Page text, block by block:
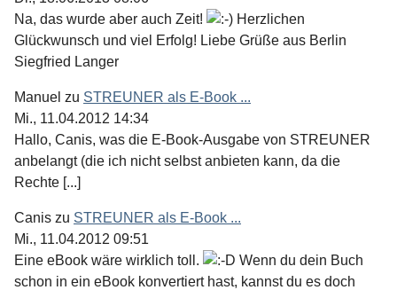
Na, das wurde aber auch Zeit!
Herzlichen
Glückwunsch und viel Erfolg! Liebe Grüße aus Berlin
Siegfried Langer
Manuel zu STREUNER als E-Book ...
Mi., 11.04.2012 14:34
Hallo, Canis, was die E-Book-Ausgabe von STREUNER
anbelangt (die ich nicht selbst anbieten kann, da die
Rechte [...]
Canis zu STREUNER als E-Book ...
Mi., 11.04.2012 09:51
Eine eBook wäre wirklich toll.
Wenn du dein Buch
schon in ein eBook konvertiert hast, kannst du es doch